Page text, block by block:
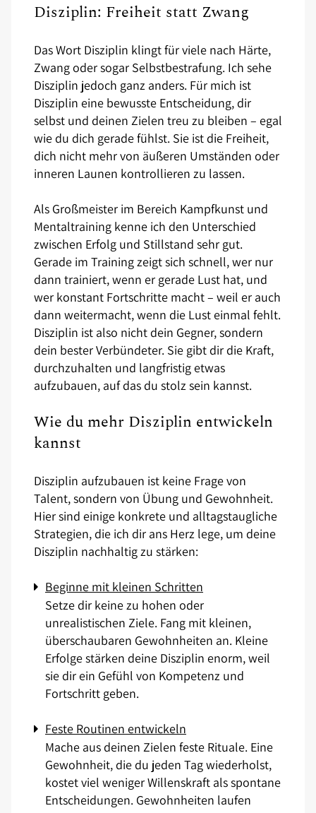
Disziplin: Freiheit statt Zwang
Das Wort Disziplin klingt für viele nach Härte,
Zwang oder sogar Selbstbestrafung. Ich sehe
Disziplin jedoch ganz anders. Für mich ist
Disziplin eine bewusste Entscheidung, dir
selbst und deinen Zielen treu zu bleiben – egal
wie du dich gerade fühlst. Sie ist die Freiheit,
dich nicht mehr von äußeren Umständen oder
inneren Launen kontrollieren zu lassen.
Als Großmeister im Bereich Kampfkunst und
Mentaltraining kenne ich den Unterschied
zwischen Erfolg und Stillstand sehr gut.
Gerade im Training zeigt sich schnell, wer nur
dann trainiert, wenn er gerade Lust hat, und
wer konstant Fortschritte macht – weil er auch
dann weitermacht, wenn die Lust einmal fehlt.
Disziplin ist also nicht dein Gegner, sondern
dein bester Verbündeter. Sie gibt dir die Kraft,
durchzuhalten und langfristig etwas
aufzubauen, auf das du stolz sein kannst.
Wie du mehr Disziplin entwickeln
kannst
Disziplin aufzubauen ist keine Frage von
Talent, sondern von Übung und Gewohnheit.
Hier sind einige konkrete und alltagstaugliche
Strategien, die ich dir ans Herz lege, um deine
Disziplin nachhaltig zu stärken:
Beginne mit kleinen Schritten
Setze dir keine zu hohen oder
unrealistischen Ziele. Fang mit kleinen,
überschaubaren Gewohnheiten an. Kleine
Erfolge stärken deine Disziplin enorm, weil
sie dir ein Gefühl von Kompetenz und
Fortschritt geben.
Feste Routinen entwickeln
Mache aus deinen Zielen feste Rituale. Eine
Gewohnheit, die du jeden Tag wiederholst,
kostet viel weniger Willenskraft als spontane
Entscheidungen. Gewohnheiten laufen